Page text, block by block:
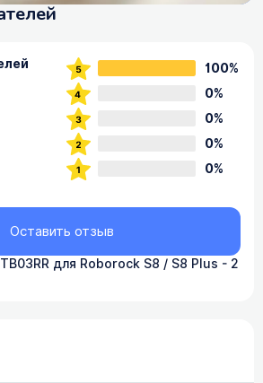
100%
0%
0%
0%
0%
для Roborock S8 / S8 Plus - 2
Оставить отзыв